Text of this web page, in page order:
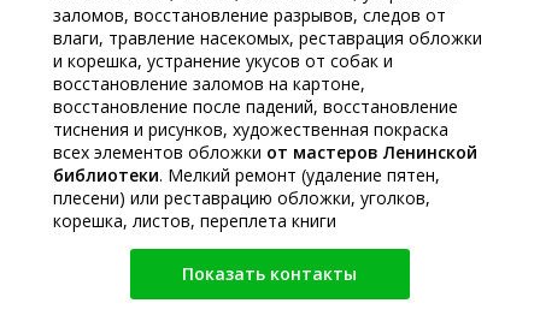
заломов, восстановление разрывов, следов от
влаги, травление насекомых, реставрация обложки
и корешка, устранение укусов от собак и
восстановление заломов на картоне,
восстановление после падений, восстановление
тиснения и рисунков, художественная покраска
всех элементов обложки от мастеров Ленинской
библиотеки. Мелкий ремонт (удаление пятен,
плесени) или реставрацию обложки, уголков,
корешка, листов, переплета книги
Показать контакты